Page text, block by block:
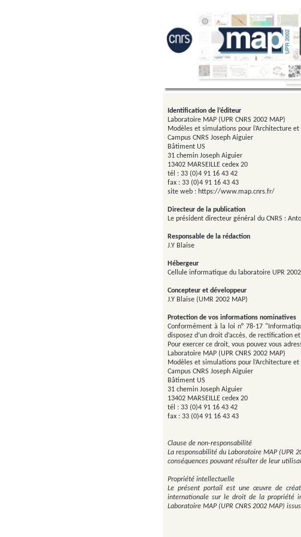
Identification de l’éditeur
Laboratoire MAP (UPR CNRS 2002 MAP)
Modèles et simulations pour l’Architecture
Campus CNRS Joseph Aiguier
Bâtiment US
31 chemin Joseph Aiguier
13402 MARSEILLE cedex 20
tél : 33 (0)4 91 16 43 42
fax : 33 (0)4 91 16 43 43
site web : https://www.map.cnrs.fr/
Directeur de la publication
Le président directeur général du CNRS :
Responsable de la rédaction
J.Y Blaise
Hébergeur
Cellule informatique du laboratoire UPR
Concepteur et développeur
J.Y Blaise (UMR 2002 MAP)
Protection de vos informations nominatives
Conformément à la loi n° 78-17
disposez d’un droit d’accès, de rectification
Pour exercer ce droit, vous pouvez vous
Laboratoire MAP (UPR CNRS 2002 MAP)
Modèles et simulations pour l’Architecture
Campus CNRS Joseph Aiguier
Bâtiment US
31 chemin Joseph Aiguier
13402 MARSEILLE cedex 20
tél : 33 (0)4 91 16 43 42
fax : 33 (0)4 91 16 43 43
Clause de non-responsabilité
La responsabilité du Laboratoire MAP (UPR
conséquences pouvant résulter de leur
Propriété intellectuelle
Le présent portail est une œuvre de
internationale sur le droit de la propriété
Laboratoire MAP (UPR CNRS 2002 MAP)